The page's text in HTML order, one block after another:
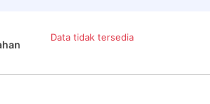
Data tidak tersedia